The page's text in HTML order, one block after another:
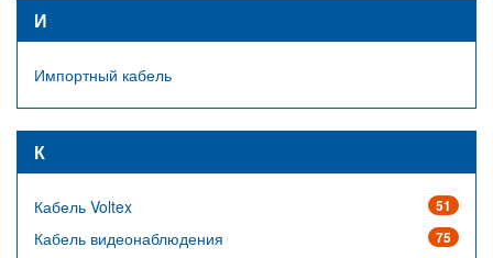
И
Импортный кабель
К
51
Кабель Voltex
75
Кабель видеонаблюдения